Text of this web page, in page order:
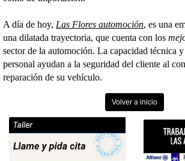
A día de hoy, Las Flores automoción, es una
una dilatada trayectoria, que cuenta con los
sector de la automoción. La capacidad técnica
personal ayudan a la seguridad del cliente al
reparación de su vehículo.
Volver a inicio